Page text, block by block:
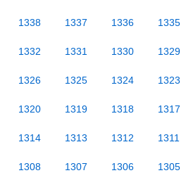
1338 1337 1336 1335
1332 1331 1330 1329
1326 1325 1324 1323
1320 1319 1318 1317
1314 1313 1312 1311
1308 1307 1306 1305